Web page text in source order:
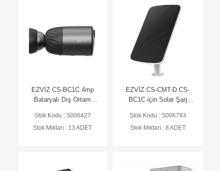
EZVİZ CS-BC1C 4mp
Bataryalı Dış Ortam
Stok Kodu : S006427
Stok Miktarı : 13 ADET
EZVİZ CS-CMT-D CS-
BC1C için Solar Şarj
Stok Kodu : S006793
Stok Miktarı : 8 ADET